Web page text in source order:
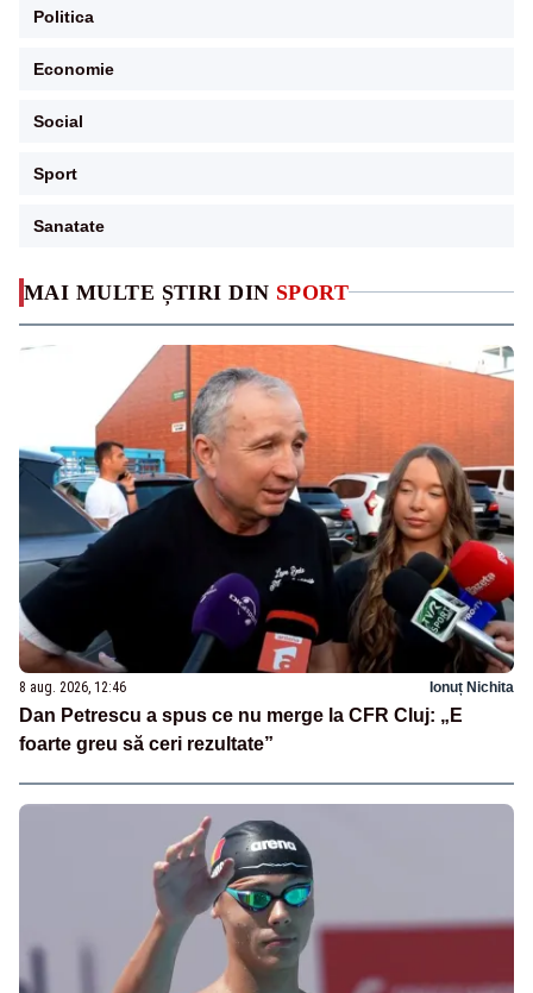
MAI MULTE ȘTIRI DIN SPORT
8 aug. 2026, 12:46 Ionuț Nichita
Dan Petrescu a spus ce nu merge la CFR Cluj: „E
foarte greu să ceri rezultate”
Politica
Economie
Social
Sport
Sanatate